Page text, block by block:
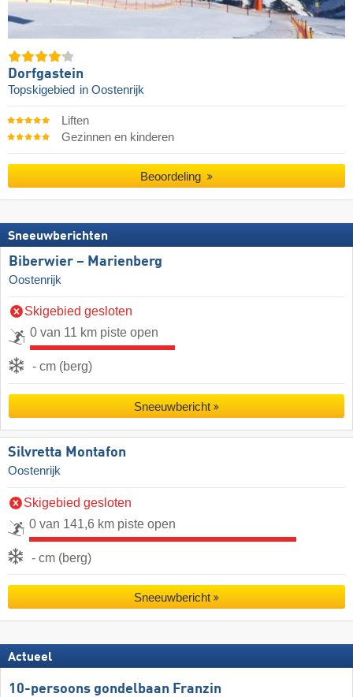
Dorfgastein
Topskigebied in Oostenrijk
Liften
Gezinnen en kinderen
Beoordeling
Sneeuwberichten
Biberwier – Marienberg
Oostenrijk
Skigebied gesloten
0 van 11 km piste open
- cm (berg)
Sneeuwbericht
Silvretta Montafon
Oostenrijk
Skigebied gesloten
0 van 141,6 km piste open
- cm (berg)
Sneeuwbericht
Actueel
10-persoons gondelbaan Franzin